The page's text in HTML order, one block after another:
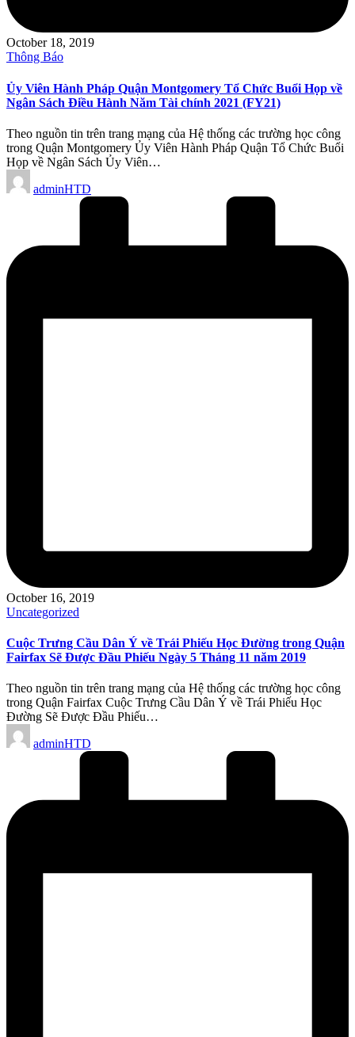
October 18, 2019
Posted
Thông Báo
Ủy Viên Hành Pháp Quận Montgomery Tổ Chức Buổi Họp về
Ngân Sách Điều Hành Năm Tài chính 2021 (FY21)
Theo nguồn tin trên trang mạng của Hệ thống các trường học công
trong Quận Montgomery Ủy Viên Hành Pháp Quận Tổ Chức Buổi
Họp về Ngân Sách Ủy Viên…
Posted
by
adminHTD
October 16, 2019
Posted
Uncategorized
Cuộc Trưng Cầu Dân Ý về Trái Phiếu Học Đường trong Quận
Fairfax Sẽ Được Đầu Phiếu Ngày 5 Tháng 11 năm 2019
Theo nguồn tin trên trang mạng của Hệ thống các trường học công
trong Quận Fairfax Cuộc Trưng Cầu Dân Ý về Trái Phiếu Học
Đường Sẽ Được Đầu Phiếu…
Posted
by
adminHTD